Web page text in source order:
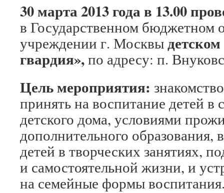
30 марта 2013 года в 13.00
в Государственном бюджетном
учреждении г. Москвы
гвардия»,по адресу: п.
Цель мероприятия:
принять на воспитание детей в
детского дома, условиями
дополнительного образования,
детей в творческих занятиях,
и самостоятельной жизни, и
на семейные формы